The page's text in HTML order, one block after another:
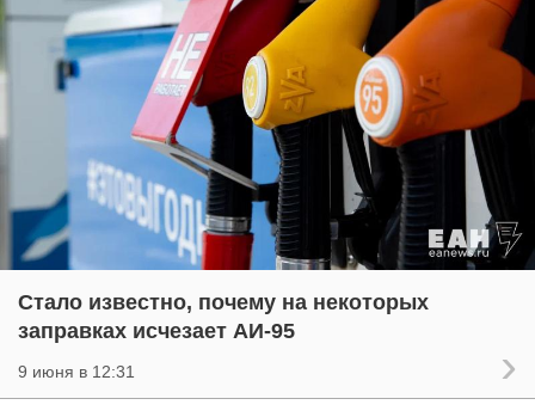
Стало известно, почему на некоторых
заправках исчезает АИ-95
9 июня в 12:31